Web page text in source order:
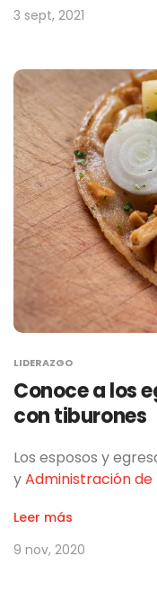
3 sept, 2021
LIDERAZGO
Conoce a los
con tiburones
Los esposos y
yAdministración de
Leer más
9 nov, 2020